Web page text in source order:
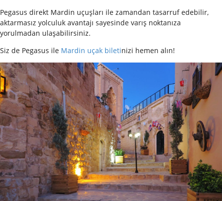
Pegasus direkt Mardin uçuşları ile zamandan tasarruf edebilir,
aktarmasız yolculuk avantajı sayesinde varış noktanıza
yorulmadan ulaşabilirsiniz.
Siz de Pegasus ile Mardin uçak biletinizi hemen alın!